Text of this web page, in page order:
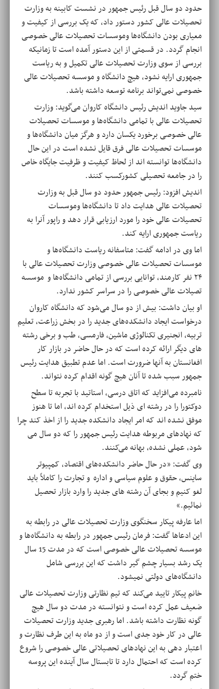
حدود دو سال قبل رئیس جمهور در نشست کابینه به وزارت
تحصیلات عالی کشور دستور داد، که یک بررسی از کیفیت و
معیاری بودن دانشگاه‌ها وموسسات تحصیلات عالی خصوصی
انجام گردد. در قسمتی از این دستور آمده است تا زمانیکه
بررسی‌ از سوی وزارت تحصیلات عالی تکمیل و به ریاست
جمهوری ارایه نشود، هیچ دانشگاه و موسسه تحصیلات عالی
خصوصی نمی‌تواند برنامه توسعه داشته باشد.
سید جاوید اندیش رئیس دانشگاه کاروان می‌گوید: وزارت
تحصیلات عالی با تمامی دانشگاه‌ها و موسسات تحصیلات
عالی خصوصی برخورد یکسان دارد و هرگز میان دانشگاه‌ها و
موسسات تحصیلات عالی فرق قایل نشده است در این حال
دانشگاه‌ها توانسته اند از لحاظ کیفیت و ظرفیت جایگاه خاص
را در جامعه تحصیلی کشورکسب کنند.
اندیش افزود: رئیس جمهور حدود دو سال قبل به وزارت
تحصیلات عالی هدایت داد تا دانشگاه‌ها وموسسات
تحصیلات عالی خود را مورد ارزیابی قرار دهد و راپور آنرا به
ریاست جمهوری ارایه کند.
اما وی در ادامه گفت: متاسفانه ریاست دانشگاه‌ها و
موسسات تحصیلات عالی خصوصی وزارت تحصیلات عالی با
۲۴ نفر کارمند، توانایی بررسی از تمامی دانشگاه‌ها و موسسه
تصیلات عالی خصوصی را در سراسر کشور ندارد.
او بیان داشت: بیش از دو سال می‌شود که دانشگاه کاروان
درخواست ایجاد دانشکده‌های جدید را در بخش زراعت، تعلیم
تربیه، انجنیری تکنالوژی ماشین، فارمسی، طب و برخی رشته
های دیگر ارائه کرده است که در حال حاضر در بازار کار
افغانستان به آنها ضرورت است. اما عدم تطبیق هدایت رئیس
جمهور سبب شده تا آنان هیچ گونه اقدام کرده نتواند.
نامبرده می‌افزاید که اتاق درسی، استاتید با تجربه تا سطح
دوکتورا را در رشته ای ذیل استخدام کرده اند، اما تا هنوز
موفق نشده اند که امر ایجاد دانشکده جدید را از اخذ کند چرا
که نهادهای مربوطه هدایت رئیس جمهور را که دو سال می
شود، عملی نشده، بهانه می‌کنند.
وی گفت: «در حال حاضر دانشکده‌های اقتصاد، کمپیوتر
ساینس، حقوق و علوم سیاسی و اداره و تجارت را کاملاً باید
لغو کنیم و بجای آن رشته های جدید را وارد بازار تحصیل
نمائیم.»
اما عارفه پیکار سخنگوی وزارت تحصیلات عالی در رابطه به
این ادعاها گفت: فرمان رئیس جمهور در رابطه به دانشگاه‌ها و
موسسه تحصیلات عالی خصوصی است که در مدت 15 سال
یک رشد بسیار چشم گیر داشت که این بررسی شامل
دانشگاه‌های دولتی نمیشود.
خانم پیکار تایید می‌کند که تیم نظارتی وزارت تحصیلات عالی
ضعیف عمل کرده است و نتوانسته در مدت دو سال هیچ
گونه نظارت داشته باشد. اما رهبری جدید وزارت تحصیلات
عالی در کار خود جدی است و از دو ماه به این طرف نظارت و
اعتبار دهی به این نهادهای تحصیلاتی عالی خصوصی را شروع
کرده است که احتمال دارد تا تابستال سال آینده این پروسه
ختم گردد.